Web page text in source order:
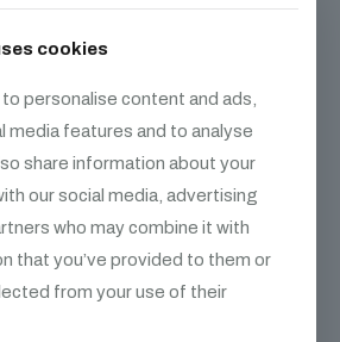
termékek
cookies
personalise content and ads,
media features and to analyse
share information about your
our social media, advertising
who may combine it with
that you’ve provided to them or
from your use of their